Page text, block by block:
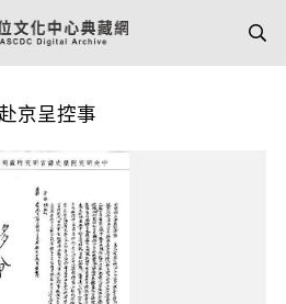
京呈控事